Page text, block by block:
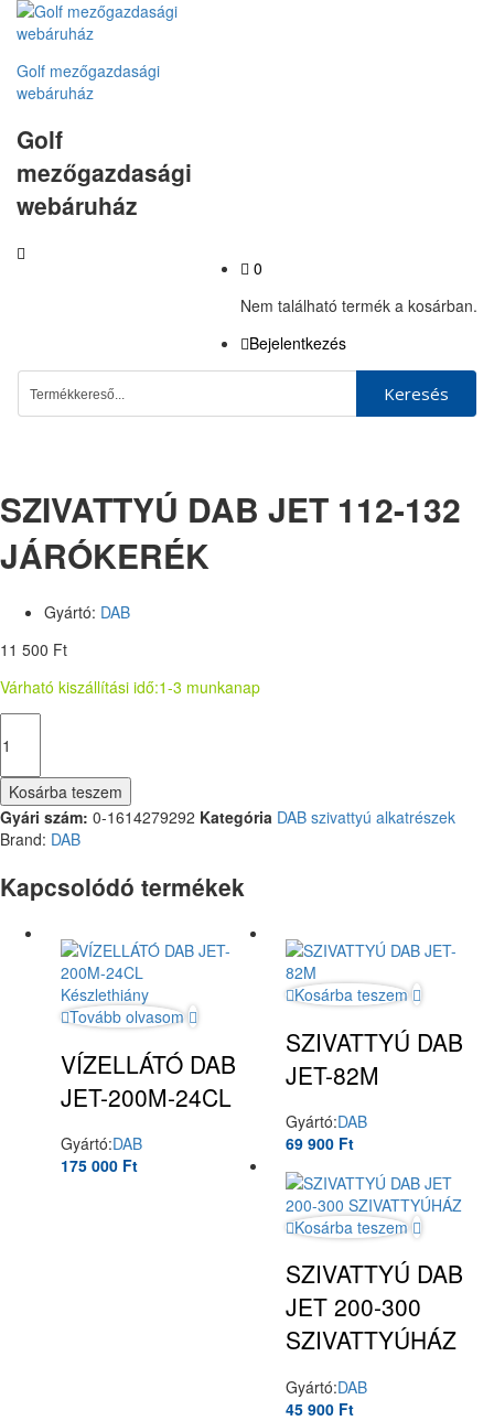
Golf mezőgazdasági
webáruház
Golf
mezőgazdasági
webáruház
0
Nem található termék a kosárban.
Bejelentkezés
Keresés
SZIVATTYÚ DAB JET 112-132
JÁRÓKERÉK
Gyártó: DAB
11 500 Ft
Várható kiszállítási idő:1-3 munkanap
Kosárba teszem
Gyári szám: 0-1614279292 Kategória DAB szivattyú alkatrészek
Brand: DAB
Kapcsolódó termékek
Készlethiány
Tovább olvasom
VÍZELLÁTÓ DAB
JET-200M-24CL
Gyártó:DAB
175 000 Ft
Kosárba teszem
SZIVATTYÚ DAB
JET-82M
Gyártó:DAB
69 900 Ft
Kosárba teszem
SZIVATTYÚ DAB
JET 200-300
SZIVATTYÚHÁZ
Gyártó:DAB
45 900 Ft